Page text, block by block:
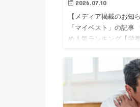
2026.07.10
【メディア掲載のお知
「マイベスト」の記事
め人気ランキング【栄